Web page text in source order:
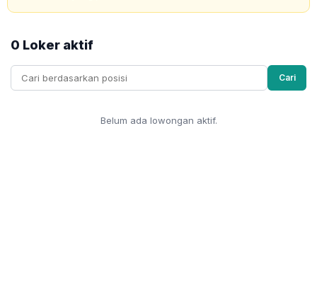
0 Loker aktif
Cari
Belum ada lowongan aktif.